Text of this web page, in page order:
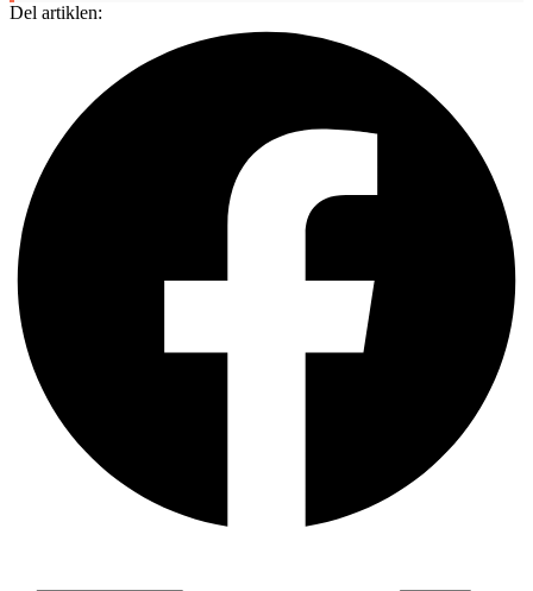
Del artiklen: